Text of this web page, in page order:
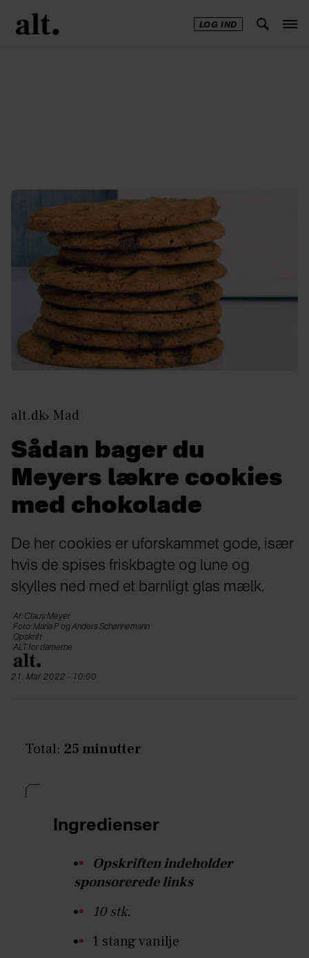
LOG IND
alt.dk Mad
Sådan bager du
Meyers lækre cookies
med chokolade
De her cookies er uforskammet gode, især
hvis de spises friskbagte og lune og
skylles ned med et barnligt glas mælk.
Af: Claus Meyer
Foto: Maria P og Anders Schønnemann
Opskrift
ALT for damerne
21. Mar 2022 - 10:00
Total: 25 minutter
Ingredienser
Opskriften indeholder
sponsorerede links
10 stk.
1 stang vanilje